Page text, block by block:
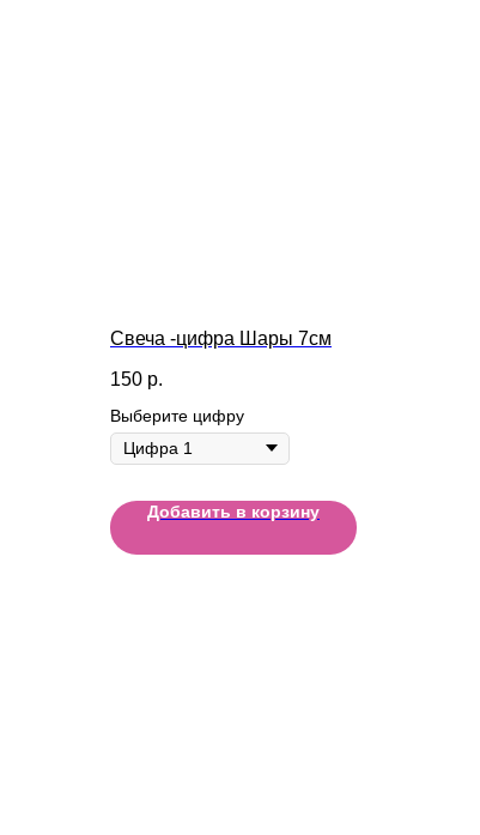
Свеча -цифра Шары 7см
150 р.
Выберите цифру
Добавить в корзину